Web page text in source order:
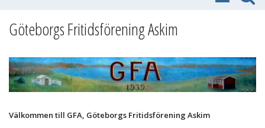
Göteborgs Fritidsförening Askim
Välkommen till GFA, Göteborgs Fritidsförening Askim